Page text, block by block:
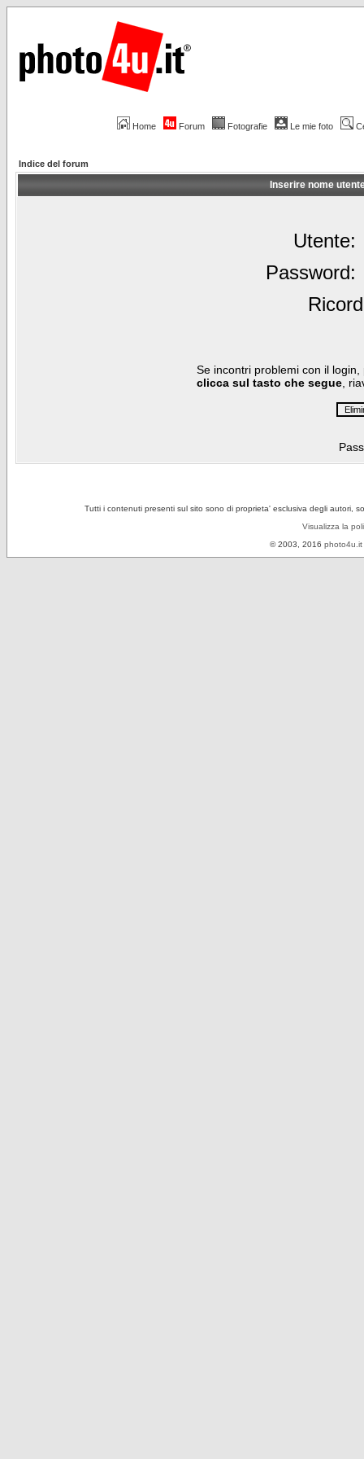
Home Forum Fotografie Le mie foto
Indice del forum
Inserire nome
Utente:
Password:
Se incontri problemi con il
clicca sul tasto che segue ,
Tutti i contenuti presenti sul sito sono di proprieta' esclusiva degli autori,
Visualizza la
© 2003, 2016 photo4u.it